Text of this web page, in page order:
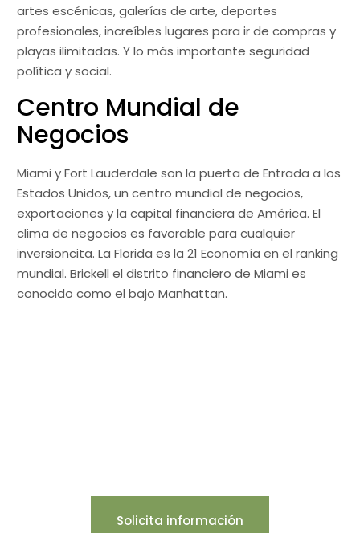
artes escénicas, galerías de arte, deportes
profesionales, increíbles lugares para ir de compras y
playas ilimitadas. Y lo más importante seguridad
política y social.
Centro Mundial de
Negocios
Miami y Fort Lauderdale son la puerta de Entrada a los
Estados Unidos, un centro mundial de negocios,
exportaciones y la capital financiera de América. El
clima de negocios es favorable para cualquier
inversioncita. La Florida es la 21 Economía en el ranking
mundial. Brickell el distrito financiero de Miami es
conocido como el bajo Manhattan.
Solicita información